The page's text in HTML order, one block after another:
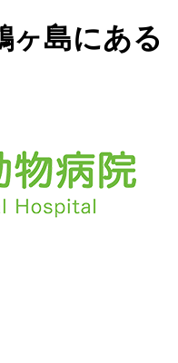
ヶ島にある